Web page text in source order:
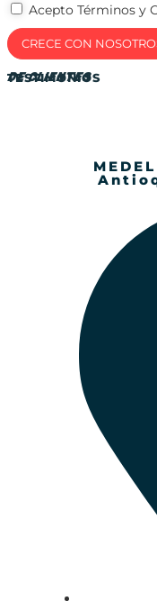
Acepto Términos y
CRECE CON
TESTIMONIOS
DE CLIENTES